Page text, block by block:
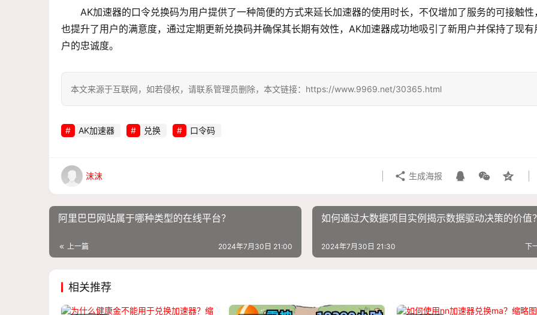
AK加速器的口令兑换码为用户提供了一种简便的方式来延长加速器的使用时长，不仅增加了服务的可接触性
也提升了用户的满意度，通过定期更新兑换码并确保其长期有效性，AK加速器成功地吸引了新用户并保持了现有
户的忠诚度。
本文来源于互联网，如若侵权，请联系管理员删除，本文链接：https://www.9969.net/30365.html
AK加速器 兑换 口令码
沫沫 生成海报
阿里巴巴网站属于哪种类型的在线平台？
上一篇 2024年7月30日 21:00
如何通过大数据项目实例揭示数据驱动决策的价值
下
2024年7月30日 21:30
相关推荐